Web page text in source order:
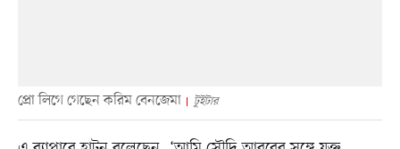
প্রো লিগে গেছেন করিম বেনজেমা টুইটার